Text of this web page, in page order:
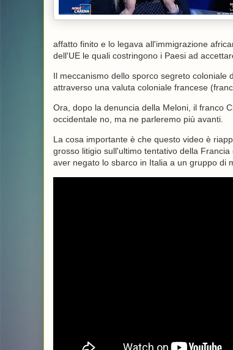
affatto finito e lo legava all'immigrazione
dell'UE le quali costringono i Paesi ad
Il meccanismo dello sporco segreto coloniale
attraverso una valuta coloniale francese
Ora, dopo la denuncia della Meloni, il franco
occidentale no, ma ne parleremo più avanti.
La cosa importante è che questo video è
grosso litigio sull'ultimo tentativo della Francia
aver negato lo sbarco in Italia a un gruppo di